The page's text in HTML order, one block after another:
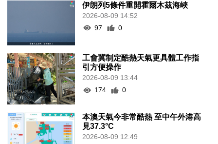
伊朗列5條件重開霍爾木茲海峽
2026-08-09 14:52
97
0
工會冀制定酷熱天氣更具體工作指
引方便操作
2026-08-09 13:44
174
0
本澳天氣今非常酷熱 至中午外港高
見37.3°C
2026-08-09 12:49